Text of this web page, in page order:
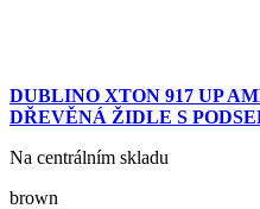
DUBLINO XTON 917 UP
DŘEVĚNÁ ŽIDLE S
Na centrálním skladu
brown